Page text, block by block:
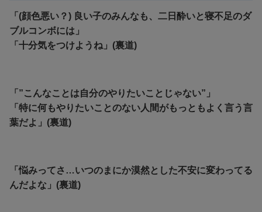
「(顔色悪い？) 良い子のみんなも、二日酔いと寝不足のダ
ブルコンボには」
「十分気をつけようね」(裏道)
「”こんなことは自分のやりたいことじゃない”」
「特に何もやりたいことのない人間がもっともよく言う言
葉だよ」(裏道)
「悩みってさ…いつのまにか漠然とした不安に変わってる
んだよな」(裏道)